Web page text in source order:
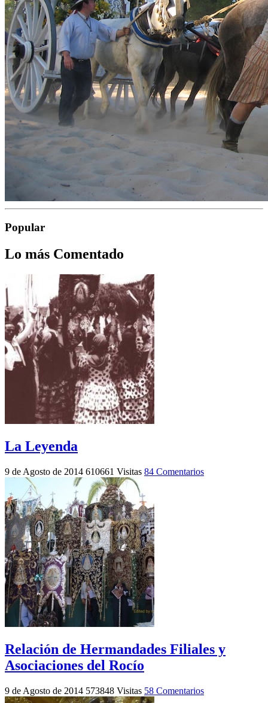
Popular
Lo más Comentado
La Leyenda
9 de Agosto de 2014 610661 Visitas 84 Comentarios
Relación de Hermandades Filiales y
Asociaciones del Rocío
9 de Agosto de 2014 573848 Visitas 58 Comentarios